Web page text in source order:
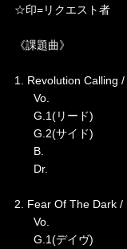
☆印=リクエスト者
《課題曲》
1. Revolution Calling
Vo.
G.1(リード)
G.2(サイド)
B.
Dr.
2. Fear Of The Dark /
Vo.
G.1(デイヴ)